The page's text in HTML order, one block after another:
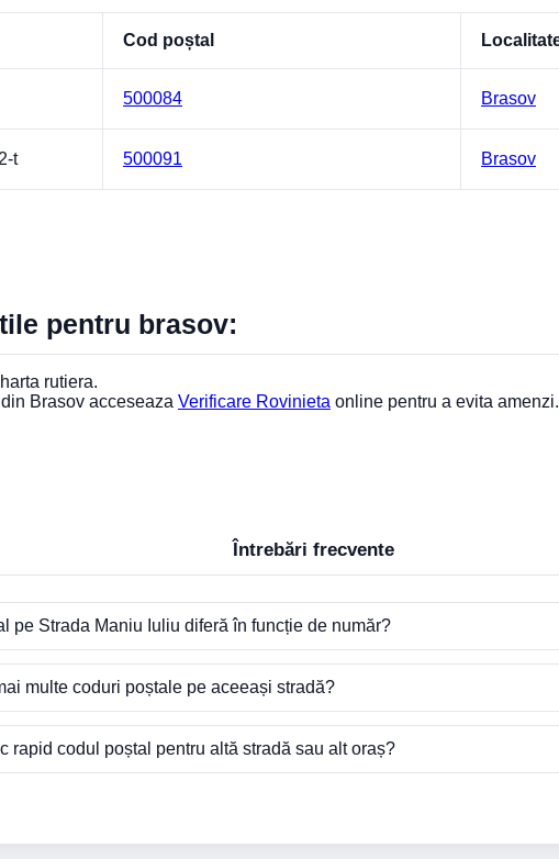
Cod poștal
500084 Brasov
t 500091 Brasov
pentru brasov:
rutiera.
Brasov acceseaza Verificare Rovinieta online pentru a evita amenzi.
Întrebări frecvente
pe Strada Maniu Iuliu diferă în funcție de număr?
multe coduri poștale pe aceeași stradă?
rapid codul poștal pentru altă stradă sau alt oraș?